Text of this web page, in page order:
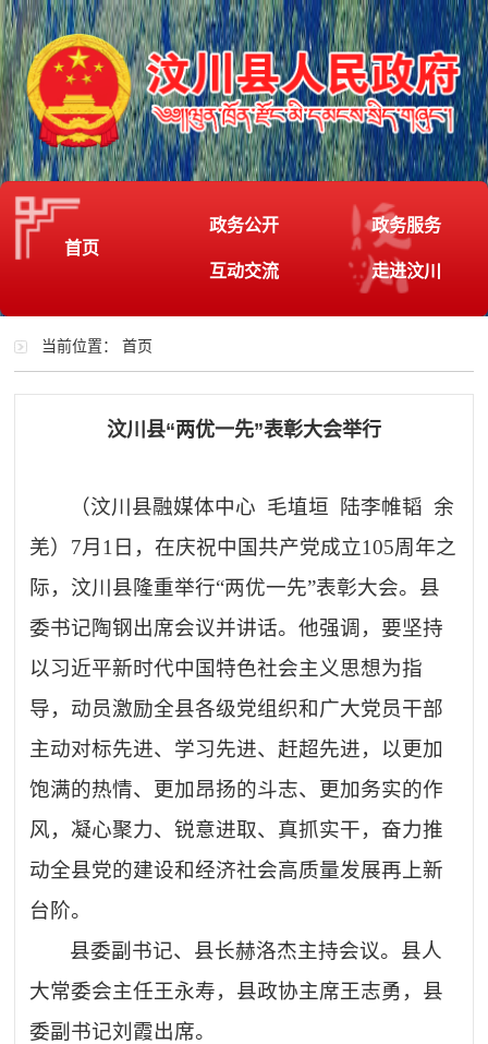
首页
政务公开 政务服务
互动交流 走进汶川
当前位置：首页
汶川县“两优一先”表彰大会举行
（汶川县融媒体中心 毛埴垣 陆李帷韬 余
羌） 7月1日，在庆祝中国共产党成立105周年之
际，汶川县隆重举行“两优一先”表彰大会。县
委书记陶钢出席会议并讲话。他强调，要坚持
以习近平新时代中国特色社会主义思想为指
导，动员激励全县各级党组织和广大党员干部
主动对标先进、学习先进、赶超先进，以更加
饱满的热情、更加昂扬的斗志、更加务实的作
风，凝心聚力、锐意进取、真抓实干，奋力推
动全县党的建设和经济社会高质量发展再上新
台阶。
县委副书记、县长赫洛杰主持会议。县人
大常委会主任王永寿，县政协主席王志勇，县
委副书记刘霞出席。